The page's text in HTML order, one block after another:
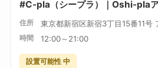
#C-pla（シープラ）｜Oshi-pla
住所 東京都新宿区新宿3丁目15番11号
時間 12:00～21:00
設置可能性 中